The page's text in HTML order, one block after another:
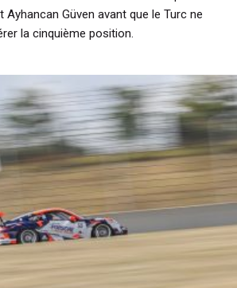
Güven avant que le Turc ne
la cinquième position.